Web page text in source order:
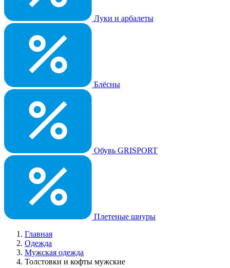
Луки и арбалеты
Блёсны
Обувь GRISPORT
Плетеные шнуры
Главная
Одежда
Мужская одежда
Толстовки и кофты мужские